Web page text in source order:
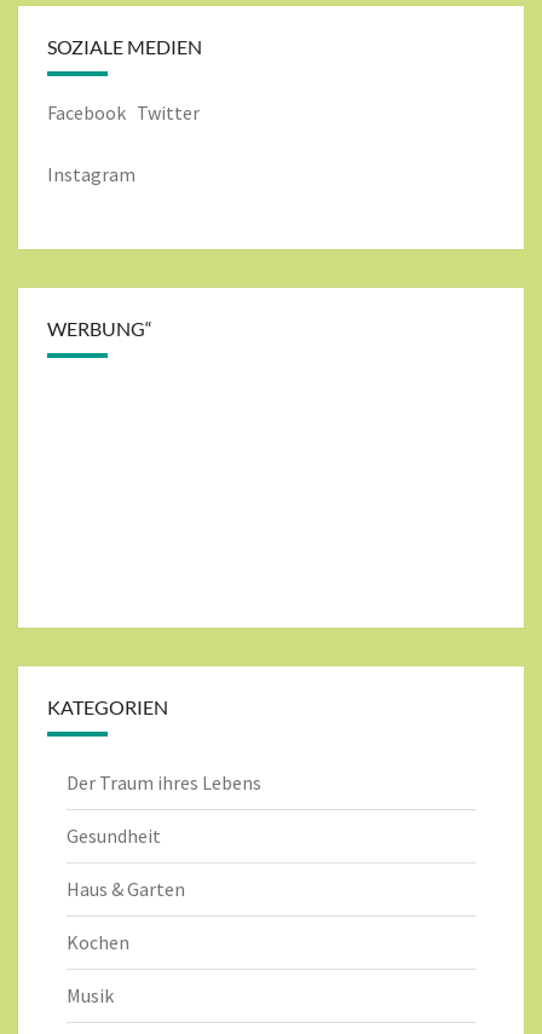
SOZIALE MEDIEN
Facebook Twitter
Instagram
WERBUNG“
KATEGORIEN
Der Traum ihres Lebens
Gesundheit
Haus & Garten
Kochen
Musik